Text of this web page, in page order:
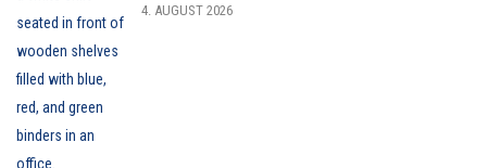
4. AUGUST 2026